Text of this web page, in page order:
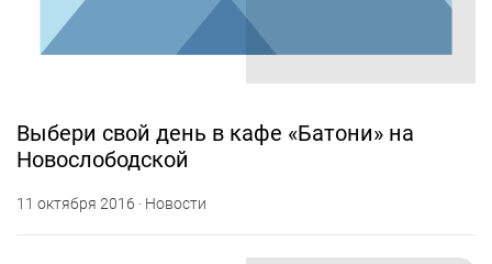
Выбери свой день в кафе «Батони» на
Новослободской
11 октября 2016 · Новости